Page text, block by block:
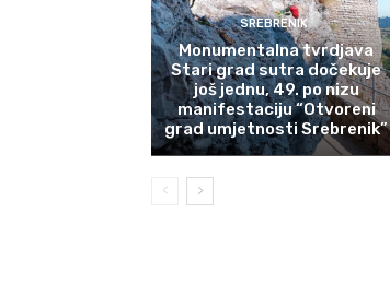
SREBRENIK
Monumentalna tvrdjava
Stari grad sutra dočekuje
još jednu, 49. po nizu
manifestaciju “Otvoreni
grad umjetnosti Srebrenik”